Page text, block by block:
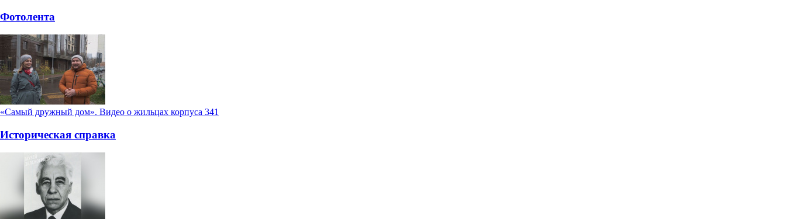
Фотолента
«Самый дружный дом». Видео о жильцах корпуса 341
Историческая справка